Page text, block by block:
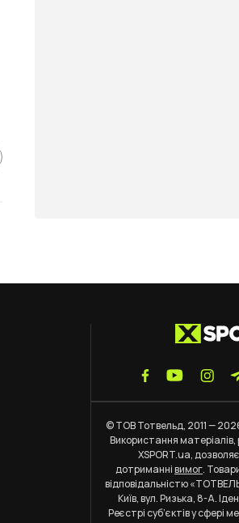
© ТОВ Тотвельд, 2011 —
Використання матеріалів,
XSPORT.ua,
дотриманнівимог.
відповідальністю
Київ, вул. Ризька, 8-А.
Реєстрі суб’єктів у сфері